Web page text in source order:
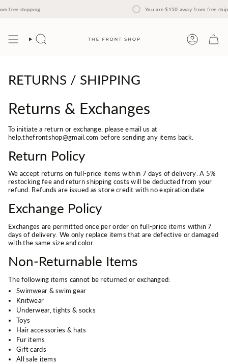
tofree shipping You are$150away from free
Search Account
RETURNS / SHIPPING
Returns & Exchanges
To initiate a return or exchange, please email us at
help.thefrontshop@gmail.com before sending any items back.
Return Policy
We accept returns on full-price items within 7 days of delivery. A 5%
restocking fee and return shipping costs will be deducted from your
refund. Refunds are issued as store credit with no expiration date.
Exchange Policy
Exchanges are permitted once per order on full-price items within 7
days of delivery. We only replace items that are defective or damaged
with the same size and color.
Non-Returnable Items
The following items cannot be returned or exchanged:
Swimwear & swim gear
Knitwear
Underwear, tights & socks
Toys
Hair accessories & hats
Fur items
Gift cards
All sale items